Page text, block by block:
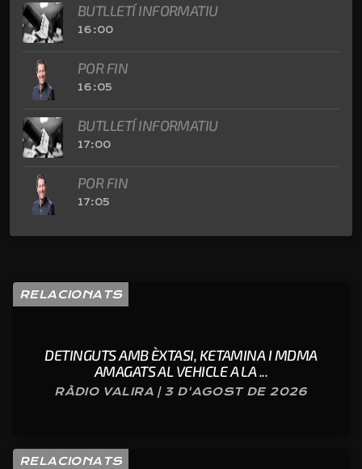
BUTLLETÍ INFORMATIU
16:00
POR FIN
16:05
BUTLLETÍ INFORMATIU
17:00
POR FIN
17:05
RELACIONATS
DETINGUTS AMB ÈXTASI, KETAMINA I MDMA
AMAGATS AL VEHICLE A LA ...
RÀDIO VALIRA | 3 D'AGOST DE 2026
RELACIONATS